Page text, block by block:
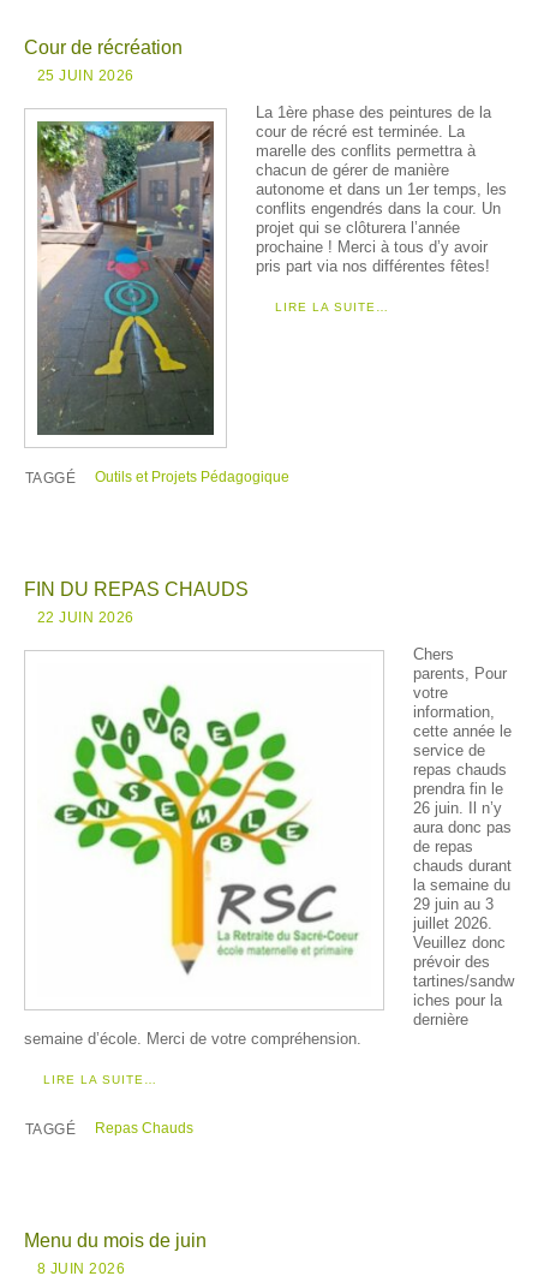
Cour de récréation
25 JUIN 2026
La 1ère phase des peintures de la
cour de récré est terminée. La
marelle des conflits permettra à
chacun de gérer de manière
autonome et dans un 1er temps, les
conflits engendrés dans la cour. Un
projet qui se clôturera l’année
prochaine ! Merci à tous d’y avoir
pris part via nos différentes fêtes!
LIRE LA SUITE…
TAGGÉ Outils et Projets Pédagogique
FIN DU REPAS CHAUDS
22 JUIN 2026
Chers
parents, Pour
votre
information,
cette année le
service de
repas chauds
prendra fin le
26 juin. Il n’y
aura donc pas
de repas
chauds durant
la semaine du
29 juin au 3
juillet 2026.
Veuillez donc
prévoir des
tartines/sandw
iches pour la
dernière
semaine d’école. Merci de votre compréhension.
LIRE LA SUITE…
TAGGÉ Repas Chauds
Menu du mois de juin
8 JUIN 2026